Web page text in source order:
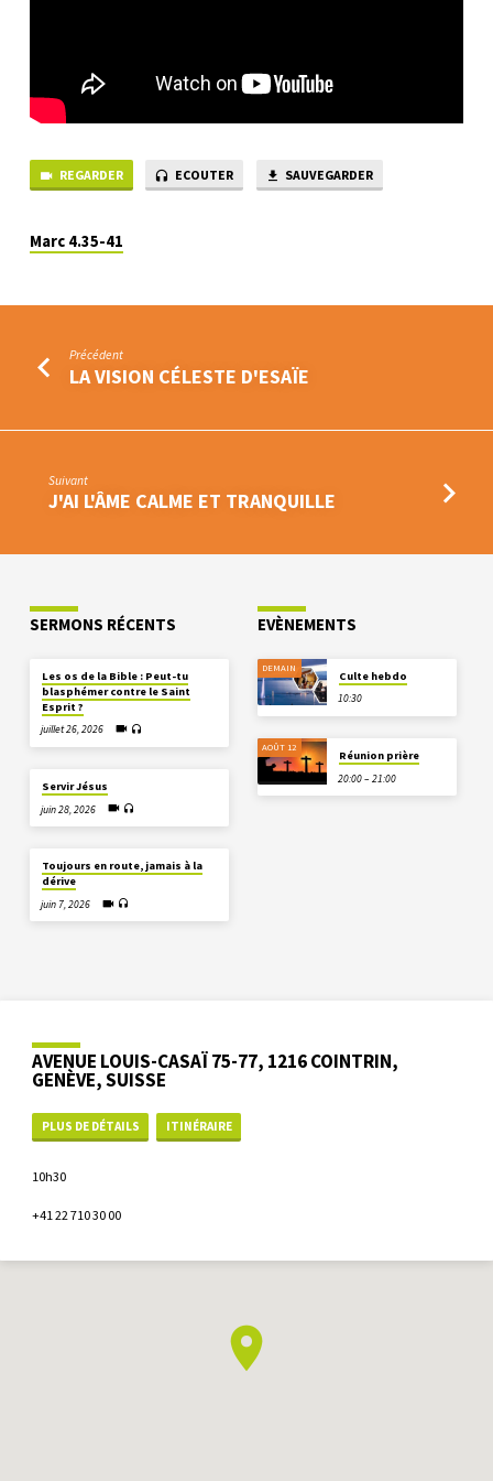
REGARDER ECOUTER SAUVEGARDER
Marc 4.35-41
Précédent
LA VISION CÉLESTE D'ESAÏE
Suivant
J'AI L'ÂME CALME ET TRANQUILLE
SERMONS RÉCENTS
Les os de la Bible : Peut-tu
blasphémer contre le Saint
Esprit ?
juillet 26, 2026
Servir Jésus
juin 28, 2026
Toujours en route, jamais à la
dérive
juin 7, 2026
EVÈNEMENTS
DEMAIN
Culte hebdo
10:30
AOÛT 12
Réunion prière
20:00 – 21:00
AVENUE LOUIS-CASAÏ 75-77, 1216 COINTRIN,
GENÈVE, SUISSE
PLUS DE DÉTAILS ITINÉRAIRE
10h30
+41 22 710 30 00